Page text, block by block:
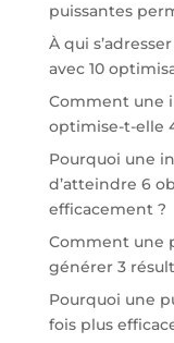
puissantes
À qui
avec 10
Comment une
optimise-t-elle
Pourquoi une
d’atteindre 6
efficacement ?
Comment une
générer 3
Pourquoi une
fois plus